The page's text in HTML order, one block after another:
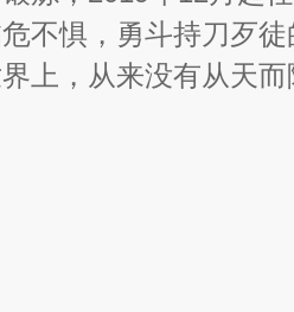
不惧，勇斗持刀歹徒
上，从来没有从天而